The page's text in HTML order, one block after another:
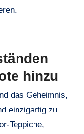
hinzu
das Geheimnis,
einzigartig zu
Teppiche,